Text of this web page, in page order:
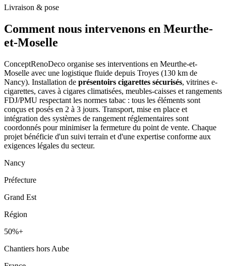
Livraison & pose
Comment nous intervenons en Meurthe-
et-Moselle
ConceptRenoDeco organise ses interventions en Meurthe-et-
Moselle avec une logistique fluide depuis Troyes (130 km de
Nancy). Installation de présentoirs cigarettes sécurisés, vitrines e-
cigarettes, caves à cigares climatisées, meubles-caisses et rangements
FDJ/PMU respectant les normes tabac : tous les éléments sont
conçus et posés en 2 à 3 jours. Transport, mise en place et
intégration des systèmes de rangement réglementaires sont
coordonnés pour minimiser la fermeture du point de vente. Chaque
projet bénéficie d'un suivi terrain et d'une expertise conforme aux
exigences légales du secteur.
Nancy
Préfecture
Grand Est
Région
50%+
Chantiers hors Aube